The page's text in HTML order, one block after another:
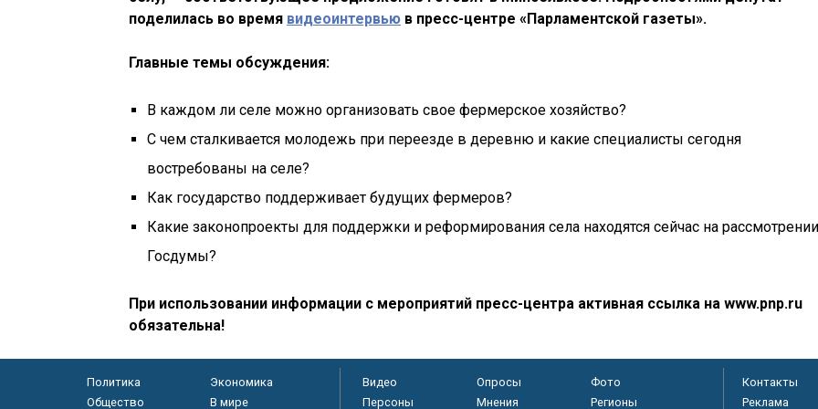
поделилась во время видеоинтервью в пресс-центре «Парламентской газеты».
Главные темы обсуждения:
В каждом ли селе можно организовать свое фермерское хозяйство?
С чем сталкивается молодежь при переезде в деревню и какие специалисты сегодня
востребованы на селе?
Как государство поддерживает будущих фермеров?
Какие законопроекты для поддержки и реформирования села находятся сейчас на рассмотрении
Госдумы?
При использовании информации с мероприятий пресс-центра активная ссылка на www.pnp.ru
обязательна!
Политика
Экономика
Общество
В мире
Видео Опросы
Фото
Персоны
Мнения Регионы
Контакты
Реклама